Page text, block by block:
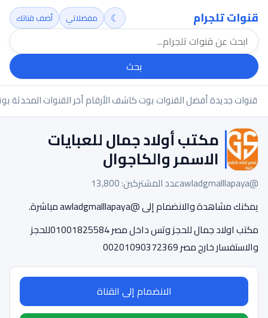
قنوات تلجرام
بحث
☾ مفضلاتي أضف قناتك
قنوات جديدةأفضل القنواتبوت كاشف الأرقامأخر القنوات المحدثة
مكتب أولاد جمال للعبايات
الاسمر والكاجوال
@awladgmalllapaya
عدد المشتركين: 13,800
يمكنك مشاهدة والانضمام إلى @awladgmalllapaya مباشرة.
مكتب اولاد جمال للحجز وتس داخل مصر 01001825584للحجز
والاستفسار خارج مصر 00201090372369
الانضمام إلى القناة